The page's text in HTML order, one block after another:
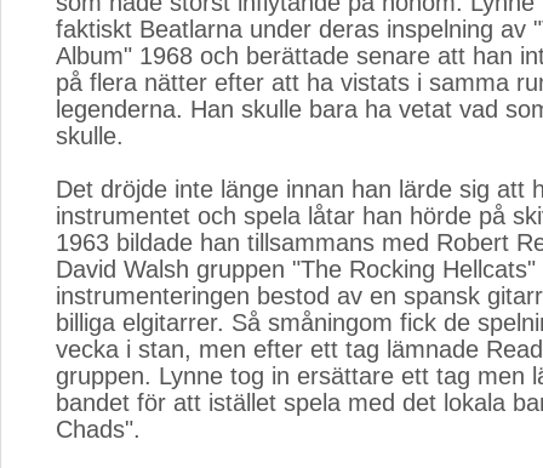
faktiskt Beatlarna under deras inspelning av
Album" 1968 och berättade senare att han
på flera nätter efter att ha vistats i samma
legenderna. Han skulle bara ha vetat vad
skulle.
Det dröjde inte länge innan han lärde sig att
instrumentet och spela låtar han hörde på
1963 bildade han tillsammans med Robert
David Walsh gruppen "The Rocking Hellcats"
instrumenteringen bestod av en spansk
billiga elgitarrer. Så småningom fick de
vecka i stan, men efter ett tag lämnade
gruppen. Lynne tog in ersättare ett tag men
bandet för att istället spela med det lokala
Chads".